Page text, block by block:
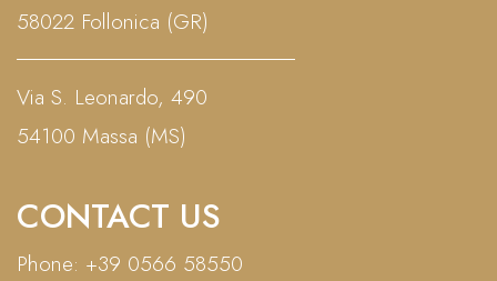
58022 Follonica (GR)
Via S. Leonardo, 490
54100 Massa (MS)
CONTACT US
Phone: +39 0566 58550